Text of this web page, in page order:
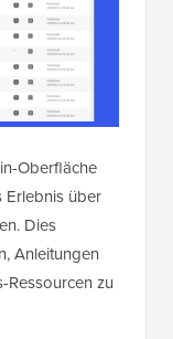
Oberfläche
Erlebnis über
Dies
Anleitungen
zu